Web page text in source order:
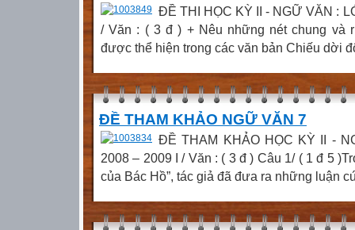
ĐỀ THI HỌC KỲ II - NGỮ VĂN :
/ Văn : ( 3 đ ) + Nêu những nét chung và
được thể hiện trong các văn bản Chiếu dời
ĐỀ THAM KHẢO NGỮ VĂN 7
ĐỀ THAM KHẢO HỌC KỲ II -
2008 – 2009 I / Văn : ( 3 đ ) Câu 1/ ( 1 đ 5
của Bác Hồ”, tác giả đã đưa ra những luận